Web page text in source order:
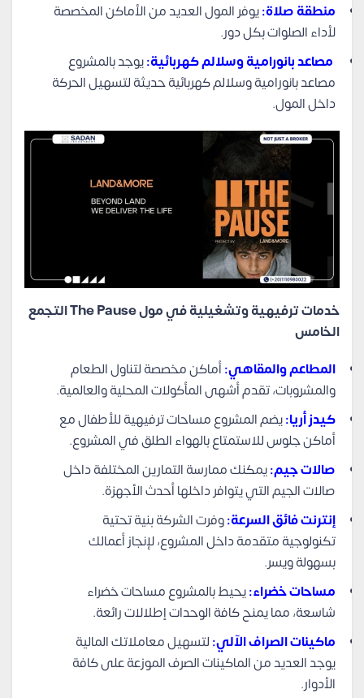
منطقة صلاة:يوفر المول العديد من الأماكن المخصصة
لأداء الصلوات بكل دور.
مصاعد بانورامية وسلالم كهربائية:يوجد بالمشروع
مصاعد بانورامية وسلالم كهربائية حديثة لتسهيل الحركة
داخل المول.
خدمات ترفيهية وتشغيلية في مول The Pause التجمع
الخامس
المطاعم والمقاهي:أماكن مخصصة لتناول الطعام
والمشروبات، تقدم أشهى المأكولات المحلية والعالمية.
كيدز أريا:يضم المشروع مساحات ترفيهية للأطفال مع
أماكن جلوس للاستمتاع بالهواء الطلق في المشروع.
صالات جيم:يمكنك ممارسة التمارين المختلفة داخل
صالات الجيم التي يتوافر داخلها أحدث الأجهزة.
إنترنت فائق السرعة:وفرت الشركة بنية تحتية
تكنولوجية متقدمة داخل المشروع، لإنجاز أعمالك
بسهولة ويسر.
مساحات خضراء:يحيط بالمشروع مساحات خضراء
شاسعة، مما يمنح كافة الوحدات إطلالات رائعة.
ماكينات الصراف الآلي:لتسهيل معاملاتك المالية
يوجد العديد من الماكينات الصرف الموزعة على كافة
الأدوار.